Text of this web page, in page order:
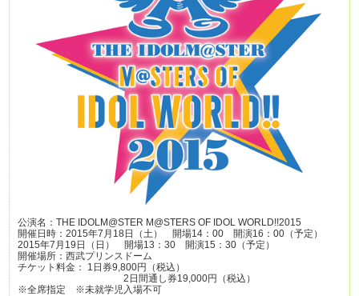
公演名：THE IDOLM@STER M@STERS OF IDOL WORLD!!2015
開催日時：2015年7月18日（土） 開場14：00 開演16：00（予定）
2015年7月19日（日） 開場13：30 開演15：30（予定）
開催場所：西武プリンスドーム
チケット料金： 1日券9,800円（税込）
2日間通し券19,000円（税込）
※全席指定 ※未就学児入場不可